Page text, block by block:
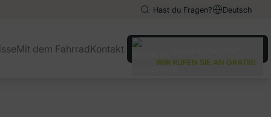
Hast du Fragen? Deutsch
English
English
Mit dem FahrradKontakt
WIR RUFEN SIE AN GRATIS!